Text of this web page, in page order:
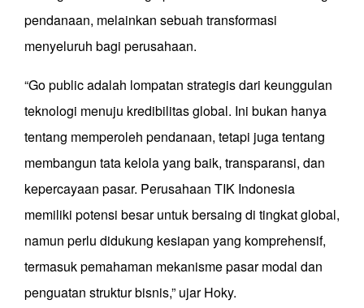
pendanaan, melainkan sebuah transformasi
menyeluruh bagi perusahaan.
“Go public adalah lompatan strategis dari keunggulan
teknologi menuju kredibilitas global. Ini bukan hanya
tentang memperoleh pendanaan, tetapi juga tentang
membangun tata kelola yang baik, transparansi, dan
kepercayaan pasar. Perusahaan TIK Indonesia
memiliki potensi besar untuk bersaing di tingkat global,
namun perlu didukung kesiapan yang komprehensif,
termasuk pemahaman mekanisme pasar modal dan
penguatan struktur bisnis,” ujar Hoky.